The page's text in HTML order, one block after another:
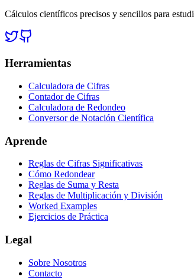
Cálculos científicos precisos y sencillos para
Herramientas
Calculadora de Cifras
Contador de Cifras
Calculadora de Redondeo
Conversor de Notación Científica
Aprende
Reglas de Cifras Significativas
Cómo Redondear
Reglas de Suma y Resta
Reglas de Multiplicación y División
Worked Examples
Ejercicios de Práctica
Legal
Sobre Nosotros
Contacto